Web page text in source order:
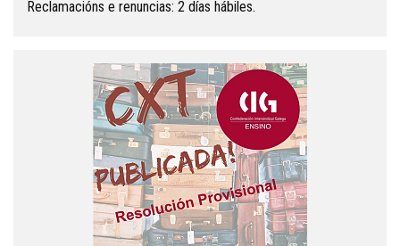
Reclamacións e renuncias: 2 días hábiles.